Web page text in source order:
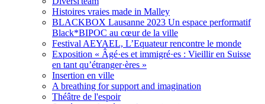
Histoires vraies made in Malley
BLACKBOX Lausanne 2023 Un espace performatif
Black*BIPOC au cœur de la ville
Festival AEYAEL, L’Equateur rencontre le monde
Exposition « Âgé·es et immigré·es : Vieillir en Suisse
en tant qu’étranger·ères »
Insertion en ville
A breathing for support and imagination
Théâtre de l'espoir